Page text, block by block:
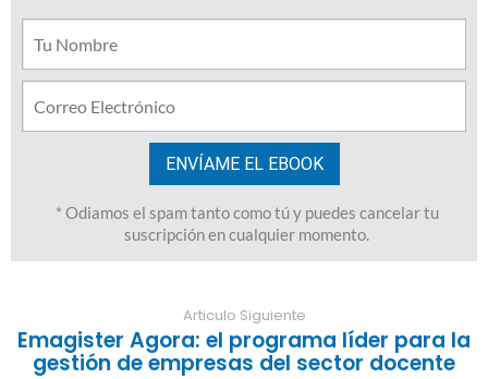
Articulo Siguiente
Emagister Agora: el programa líder para la
gestión de empresas del sector docente